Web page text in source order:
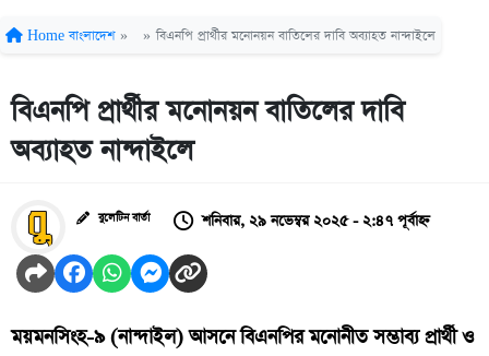
Home বাংলাদেশ » » বিএনপি প্রার্থীর মনোনয়ন বাতিলের দাবি অব্যাহত নান্দাইলে
বিএনপি প্রার্থীর মনোনয়ন বাতিলের দাবি
অব্যাহত নান্দাইলে
বুলেটিন বার্তা শনিবার, ২৯ নভেম্বর ২০২৫ - ২:৪৭ পূর্বাহ্ন
ময়মনসিংহ-৯ (নান্দাইল) আসনে বিএনপির মনোনীত সম্ভাব্য প্রার্থী ও